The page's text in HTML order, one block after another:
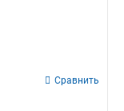
Сравнить